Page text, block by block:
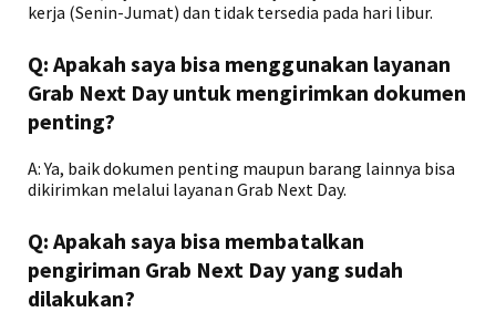
kerja (Senin-Jumat) dan tidak tersedia pada hari libur.
Q: Apakah saya bisa menggunakan layanan
Grab Next Day untuk mengirimkan dokumen
penting?
A: Ya, baik dokumen penting maupun barang lainnya bisa
dikirimkan melalui layanan Grab Next Day.
Q: Apakah saya bisa membatalkan
pengiriman Grab Next Day yang sudah
dilakukan?